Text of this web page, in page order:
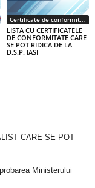
Certificate de conformitate
LISTA CU CERTIFICATELE
DE CONFORMITATE CARE
SE POT RIDICA DE LA
D.S.P. IASI
CARE SE POT
Ministerului